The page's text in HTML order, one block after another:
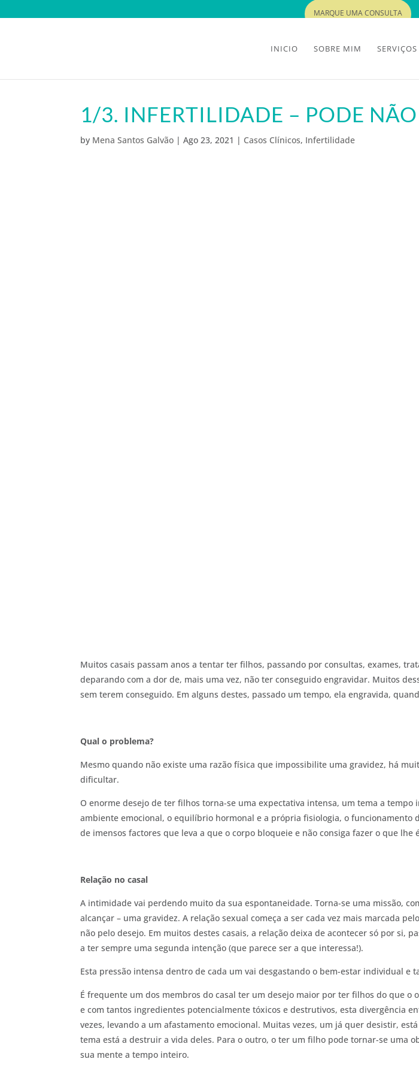
MARQUE UMA CONSULTA
INICIO SOBRE MIM SERVIÇOS
1/3. INFERTILIDADE – PODE NÃO
by Mena Santos Galvão |Ago 23, 2021 | Casos Clínicos, Infertilidade
Muitos casais passam anos a tentar ter filhos, passando por consultas, exames,
deparando com a dor de, mais uma vez, não ter conseguido engravidar. Muitos
sem terem conseguido. Em alguns destes, passado um tempo, ela engravida,
Qual o problema?
Mesmo quando não existe uma razão física que impossibilite uma gravidez, há
dificultar.
O enorme desejo de ter filhos torna-se uma expectativa intensa, um tema a
ambiente emocional, o equilíbrio hormonal e a própria fisiologia, o funcionamento
de imensos factores que leva a que o corpo bloqueie e não consiga fazer o que lhe
Relação no casal
A intimidade vai perdendo muito da sua espontaneidade. Torna-se uma missão,
alcançar – uma gravidez. A relação sexual começa a ser cada vez mais marcada
não pelo desejo. Em muitos destes casais, a relação deixa de acontecer só por si,
a ter sempre uma segunda intenção (que parece ser a que interessa!).
Esta pressão intensa dentro de cada um vai desgastando o bem-estar individual e
É frequente um dos membros do casal ter um desejo maior por ter filhos do que o
e com tantos ingredientes potencialmente tóxicos e destrutivos, esta divergência
vezes, levando a um afastamento emocional. Muitas vezes, um já quer desistir,
tema está a destruir a vida deles. Para o outro, o ter um filho pode tornar-se uma
sua mente a tempo inteiro.